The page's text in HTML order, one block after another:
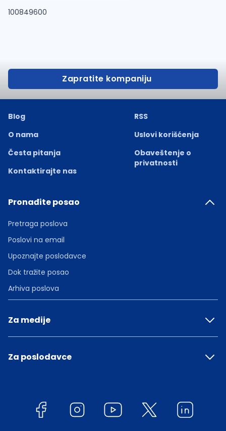
100849600
Zapratite kompaniju
Blog
O nama
Česta pitanja
Kontaktirajte nas
RSS
Uslovi korišćenja
Obaveštenje o
privatnosti
Pronađite posao
Pretraga poslova
Poslovi na email
Upoznajte poslodavce
Dok tražite posao
Arhiva poslova
Za medije
Za poslodavce